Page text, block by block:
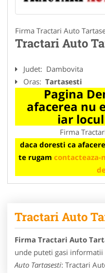
Firma Tractari Auto
Tractari Auto
Judet: Dambovita
Oras: Tartasesti
Pagina
afacerea nu
iar
Firma
daca doresti ca
te rugam
Tractari Auto
Firma Tractari Auto
unde puteti gasi
Auto Tartasesti: Tractari